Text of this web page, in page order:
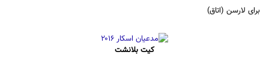
برای لارسن (اتاق)
کیت بلانشت